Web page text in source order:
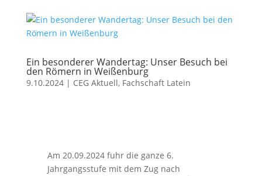
Ein besonderer Wandertag: Unser Besuch bei
den Römern in Weißenburg
9.10.2024| CEG Aktuell, Fachschaft Latein
Am 20.09.2024 fuhr die ganze 6.
Jahrgangsstufe mit dem Zug nach